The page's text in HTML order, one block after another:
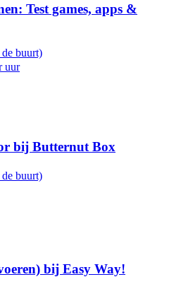
Test games, apps &
buurt)
uur
bij Butternut Box
buurt)
bij Easy Way!